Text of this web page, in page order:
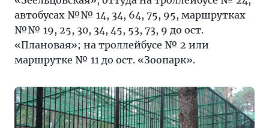
автобусах №№ 14, 34, 64, 75, 95, маршрутках
№№ 19, 25, 30, 34, 45, 53, 73, 9 до ост.
«Плановая»; на троллейбусе № 2 или
маршрутке № 11 до ост. «Зоопарк».